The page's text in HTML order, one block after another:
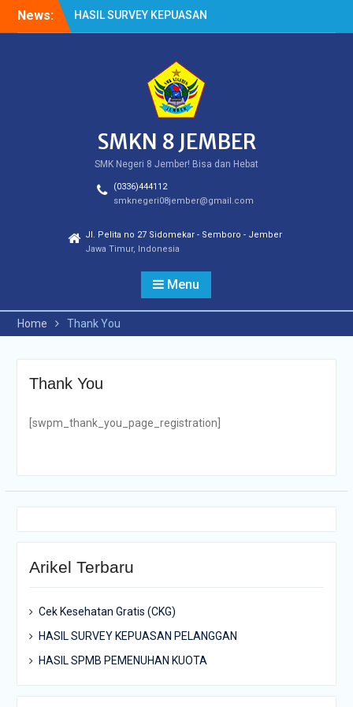
News:
HASIL SURVEY KEPUASAN
PELANGGAN
Cek Kesehatan Gratis
SMKN 8 JEMBER
SMK Negeri 8 Jember! Bisa dan Hebat
(0336)444112
smknegeri08jember@gmail.com
Jl. Pelita no 27 Sidomekar - Semboro - Jember
Jawa Timur, Indonesia
Menu
Home Thank You
Thank You
[swpm_thank_you_page_registration]
Arikel Terbaru
Cek Kesehatan Gratis (CKG)
HASIL SURVEY KEPUASAN PELANGGAN
HASIL SPMB PEMENUHAN KUOTA